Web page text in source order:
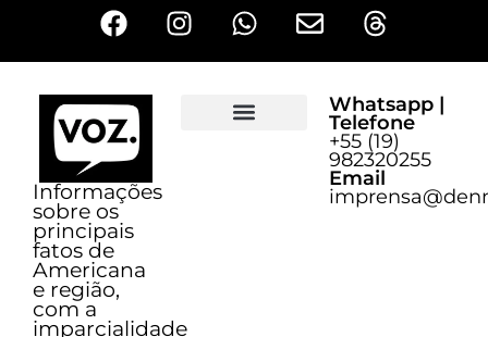
Informações
sobre os
principais
fatos de
Americana
e região,
com a
imparcialidade
Whatsapp |
Telefone
+55 (19)
982320255
Email